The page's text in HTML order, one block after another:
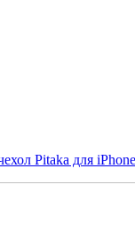
Pitaka для